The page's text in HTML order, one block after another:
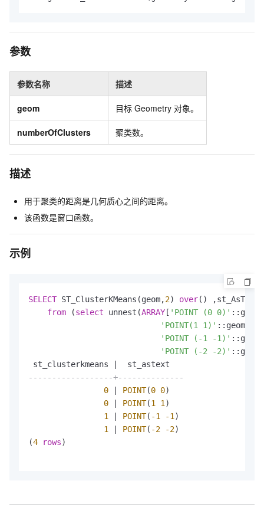
参数
参数名称 描述
geom 目标 Geometry 对象。
numberOfClusters 聚类数。
描述
用于聚类的距离是几何质心之间的距离。
该函数是窗口函数。
示例
SELECT ST_ClusterKMeans(geom,2) over()
from (select unnest(ARRAY[ 'POINT (0 0)'
'POINT(1 1)'
'POINT (-1 -1)'
'POINT (-2 -2)'
------------------+--------------
0 | POINT(0 0)
0 | POINT(1 1 )
1
| POINT( -1 -1 )
1
| POINT( -2 -2)
(4 rows)